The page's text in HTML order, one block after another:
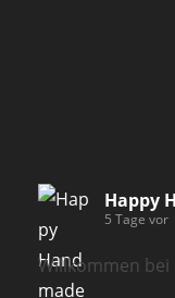
Happy
5 Tage vor
Willkommen bei